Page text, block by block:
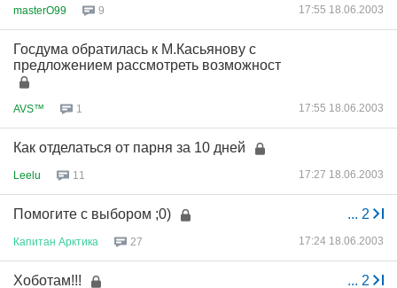
masterO99 9 17:55 18.06.2003
Госдума обратилась к М.Касьянову с
предложением рассмотреть возможност
AVS™ 1 17:55 18.06.2003
Как отделаться от парня за 10 дней
Leelu 11 17:27 18.06.2003
... 2
Помогите с выбором ;0)
Капитан Арктика 27 17:24 18.06.2003
... 2
Хоботам!!!